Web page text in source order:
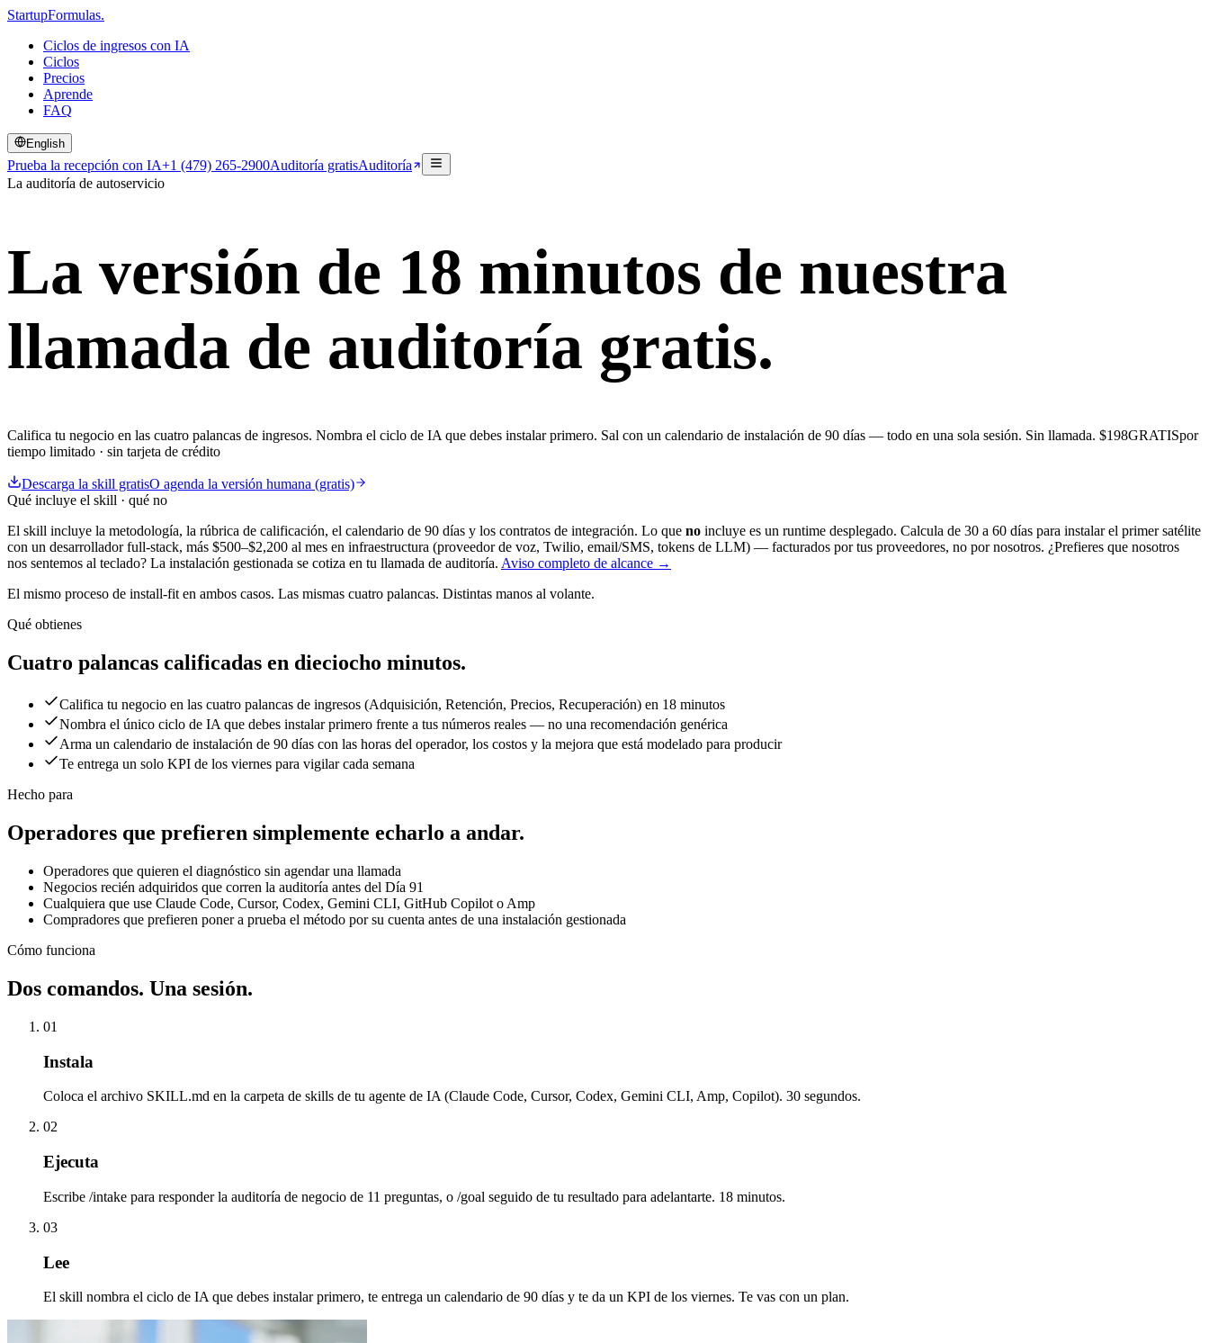
StartupFormulas.
Ciclos de ingresos con IA
Ciclos
Precios
Aprende
FAQ
English
Prueba la recepción con IA+1 (479) 265-2900Auditoría gratisAuditoría
La auditoría de autoservicio
La versión de 18 minutos de nuestra
llamada de auditoría gratis.
Califica tu negocio en las cuatro palancas de ingresos. Nombra el ciclo de IA que debes instalar primero. Sal con un calendario de instalación de 90 días — todo en una sola sesión. Sin llamada. $198GRATISpor
tiempo limitado · sin tarjeta de crédito
Descarga la skill gratisO agenda la versión humana (gratis)
Qué incluye el skill · qué no
El skill incluye la metodología, la rúbrica de calificación, el calendario de 90 días y los contratos de integración. Lo que no incluye es un runtime desplegado. Calcula de 30 a 60 días para instalar el primer satélite
con un desarrollador full-stack, más $500–$2,200 al mes en infraestructura (proveedor de voz, Twilio, email/SMS, tokens de LLM) — facturados por tus proveedores, no por nosotros. ¿Prefieres que nosotros
nos sentemos al teclado? La instalación gestionada se cotiza en tu llamada de auditoría. Aviso completo de alcance →
El mismo proceso de install-fit en ambos casos. Las mismas cuatro palancas. Distintas manos al volante.
Qué obtienes
Cuatro palancas calificadas en dieciocho minutos.
Califica tu negocio en las cuatro palancas de ingresos (Adquisición, Retención, Precios, Recuperación) en 18 minutos
Nombra el único ciclo de IA que debes instalar primero frente a tus números reales — no una recomendación genérica
Arma un calendario de instalación de 90 días con las horas del operador, los costos y la mejora que está modelado para producir
Te entrega un solo KPI de los viernes para vigilar cada semana
Hecho para
Operadores que prefieren simplemente echarlo a andar.
Operadores que quieren el diagnóstico sin agendar una llamada
Negocios recién adquiridos que corren la auditoría antes del Día 91
Cualquiera que use Claude Code, Cursor, Codex, Gemini CLI, GitHub Copilot o Amp
Compradores que prefieren poner a prueba el método por su cuenta antes de una instalación gestionada
Cómo funciona
Dos comandos. Una sesión.
01
Instala
Coloca el archivo SKILL.md en la carpeta de skills de tu agente de IA (Claude Code, Cursor, Codex, Gemini CLI, Amp, Copilot). 30 segundos.
02
Ejecuta
Escribe /intake para responder la auditoría de negocio de 11 preguntas, o /goal seguido de tu resultado para adelantarte. 18 minutos.
03
Lee
El skill nombra el ciclo de IA que debes instalar primero, te entrega un calendario de 90 días y te da un KPI de los viernes. Te vas con un plan.